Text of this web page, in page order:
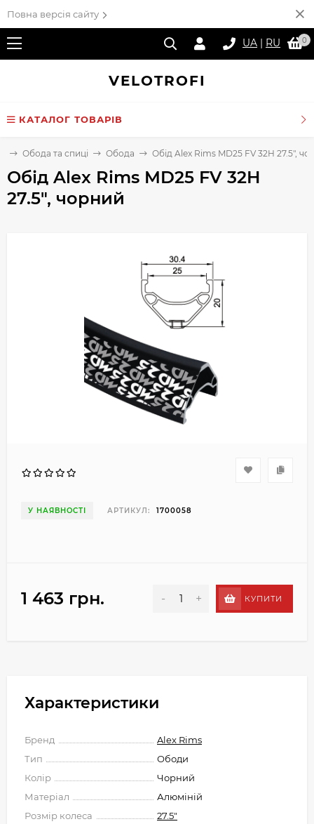
Повна версія сайту
UA | RU 0
VELOTROFI
КАТАЛОГ ТОВАРІВ
Обода та спиці Обода Обід Alex Rims MD25 FV 32H 27.5",
Обід Alex Rims MD25 FV 32H
27.5", чорний
У НАЯВНОСТІ АРТИКУЛ: 1700058
1 463 грн. - + КУПИТИ
Характеристики
Бренд
Alex Rims
Тип
Ободи
Колір
Чорний
Матеріал
Алюміній
Розмір колеса
27.5"